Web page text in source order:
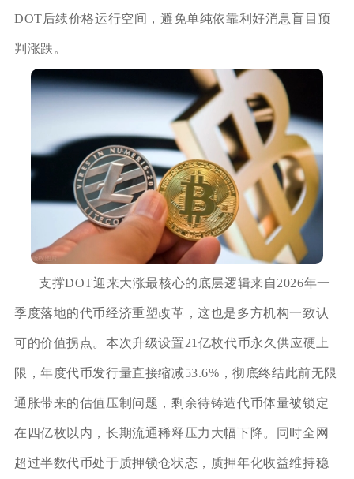
DOT后续价格运行空间，避免单纯依靠利好消息盲目预
判涨跌。
支撑DOT迎来大涨最核心的底层逻辑来自2026年一
季度落地的代币经济重塑改革，这也是多方机构一致认
可的价值拐点。本次升级设置21亿枚代币永久供应硬上
限，年度代币发行量直接缩减53.6%，彻底终结此前无限
通胀带来的估值压制问题，剩余待铸造代币体量被锁定
在四亿枚以内，长期流通稀释压力大幅下降。同时全网
超过半数代币处于质押锁仓状态，质押年化收益维持稳